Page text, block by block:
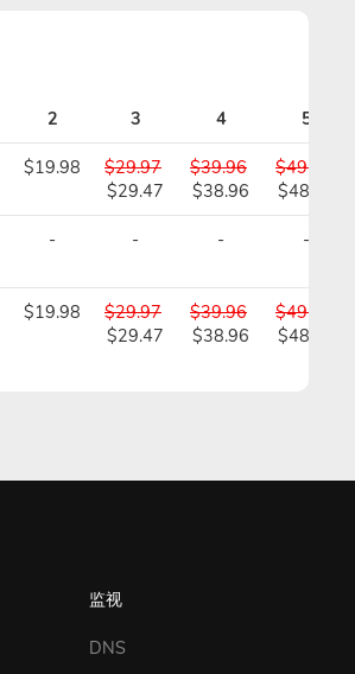
2 3 4 5
$19.98
$29.97
$29.47
$39.96
$38.96
$49.95
$48.45
- - - -
$19.98
$29.97
$29.47
$39.96
$38.96
$49.95
$48.45
监视
DNS